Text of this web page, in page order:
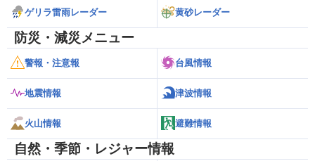
ゲリラ雷雨レーダー 黄砂レーダー
防災・減災メニュー
警報・注意報 台風情報
地震情報 津波情報
火山情報 避難情報
自然・季節・レジャー情報